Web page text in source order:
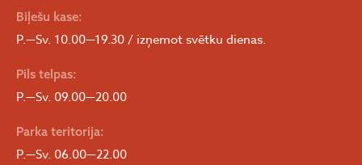
Biļešu kase:
P.—Sv. 10.00—19.30 / izņemot svētku dienas.
Pils telpas:
P.—Sv. 09.00—20.00
Parka teritorija:
P.—Sv. 06.00—22.00